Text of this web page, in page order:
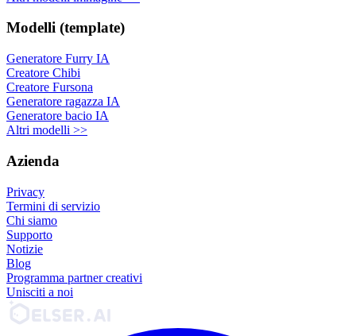
Modelli (template)
Generatore Furry IA
Creatore Chibi
Creatore Fursona
Generatore ragazza IA
Generatore bacio IA
Altri modelli >>
Azienda
Privacy
Termini di servizio
Chi siamo
Supporto
Notizie
Blog
Programma partner creativi
Unisciti a noi